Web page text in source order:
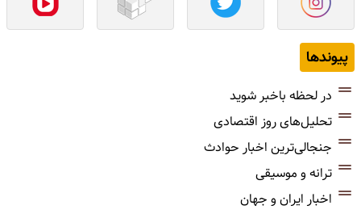
پیوندها
در لحظه باخبر شوید
تحلیل‌های روز اقتصادی
جنجالی‌ترین اخبار حوادث
ترانه و موسیقی
اخبار ایران و جهان